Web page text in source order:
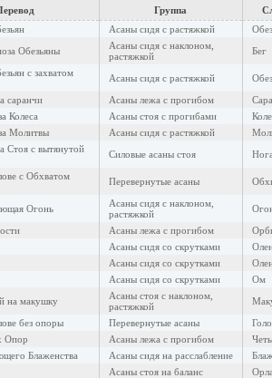
Группа
Асаны сидя с растяжкой
Обезьяны
Асаны сидя с наклоном,
растяжкой
Бег
с захватом
Асаны сидя с растяжкой
саранчи Асаны лежа с прогибом
Колеса Асаны стоя с прогибами
Молитвы Асаны сидя с растяжкой
Стоя с вытянутой
Силовые асаны стоя Нога
с Обхватом
Перевернутые асаны
Огонь
Асаны сидя с наклоном,
растяжкой
Асаны лежа с прогибом
Асаны сидя со скрутками
Асаны сидя со скрутками
Асаны сидя со скрутками
Ом
на макушку
Асаны стоя с наклоном,
растяжкой
без опоры Перевернутые асаны
Опор Асаны лежа с прогибом
Блаженства Асаны сидя на расслабление
Асаны стоя на баланс
Орла